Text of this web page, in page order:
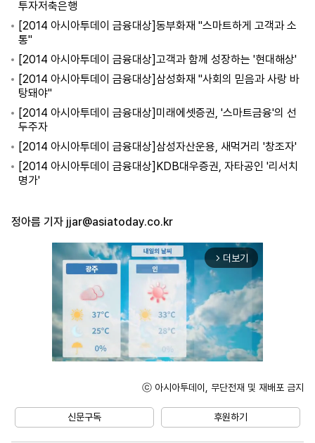
투자저축은행
[2014 아시아투데이 금융대상]동부화재 "스마트하게 고객과 소
통"
[2014 아시아투데이 금융대상]고객과 함께 성장하는 '현대해상'
[2014 아시아투데이 금융대상]삼성화재 "사회의 믿음과 사랑 바
탕돼야"
[2014 아시아투데이 금융대상]미래에셋증권, '스마트금융'의 선
두주자
[2014 아시아투데이 금융대상]삼성자산운용, 새먹거리 '창조자'
[2014 아시아투데이 금융대상]KDB대우증권, 자타공인 '리서치
명가'
정아름 기자 jjar@asiatoday.co.kr
arrow_forward_ios 더보기
ⓒ 아시아투데이, 무단전재 및 재배포 금지
신문구독 후원하기